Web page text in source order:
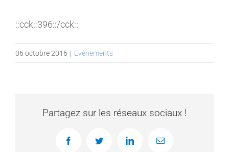
MEMBRES
::cck::396::/cck::
06 octobre 2016 | Evènements
Partagez sur les réseaux sociaux !
FacebookTwitter LinkedInEmail